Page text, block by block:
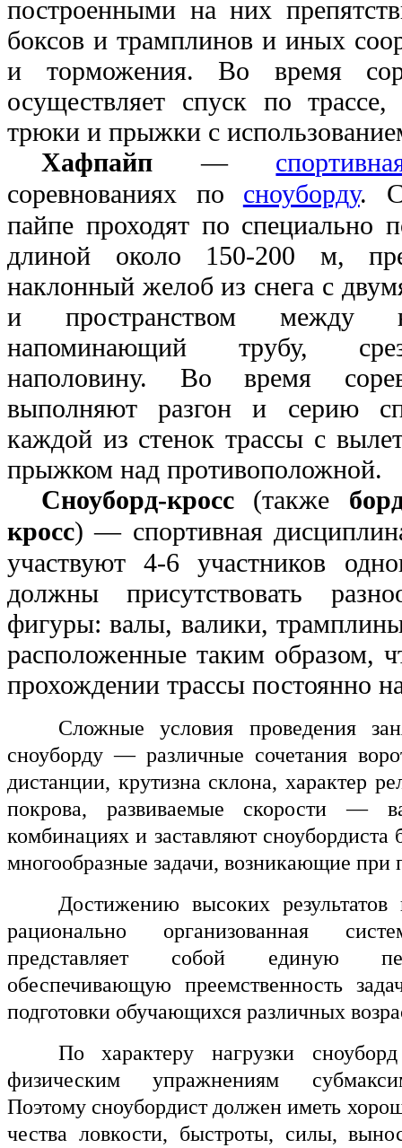
построенными на них
боксов и трамплинов и иных
и торможения. Во время
осуществляет спуск по
трюки и прыжки с
Хафпайп
—
соревнованиях по
сноуборду.
пайпе проходят по специально
длиной около 150-200 м,
наклонный желоб из снега с
и пространством
напоминающий трубу,
наполовину. Во время
выполняют разгон и серию
каждой из стенок трассы с
прыжком над противоположной.
Сноуборд-кросс
(также
кросс) — спортивная
участвуют 4-6 участников
должны присутствовать
фигуры: валы, валики,
расположенные таким образом,
прохождении трассы постоянно
Сложные условия проведения
сноуборду — различные сочетания
дистанции, крутизна склона, характер
покрова, развиваемые скорости —
комбинациях и заставляют
многообразные задачи, возникающие при
Достижению высоких результатов
рационально организованная
представляет собой единую
обеспечивающую преемственность
подготовки обучающихся различных
По характеру нагрузки
физическим упражнениям
Поэтому сноубордист должен иметь
чества ловкости, быстроты, силы,